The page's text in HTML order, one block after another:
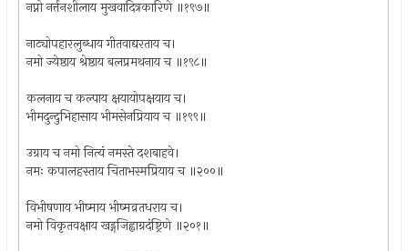
नप्नो नर्त्तनशीलाय मुखवादित्रकारिणे ॥१९७॥
नाट्योपहारलुब्धाय गीतवाद्यरताय च।
नमो ज्येष्ठाय श्रेष्ठाय बलप्रमथनाय च ॥१९८॥
कलनाय च कल्पाय क्षयायोपक्षयाय च।
भीमदुन्दुभिहासाय भीमसेनप्रियाय च ॥१९९॥
उग्राय च नमो नित्यं नमस्ते दशबाहवे।
नमः कपालहस्ताय चिताभस्मप्रियाय च ॥२००॥
विभीषणाय भीष्माय भीष्मव्रतधराय च।
नमो विकृतवक्षाय खड्गजिह्वाग्रदंष्ट्रिणे ॥२०१॥